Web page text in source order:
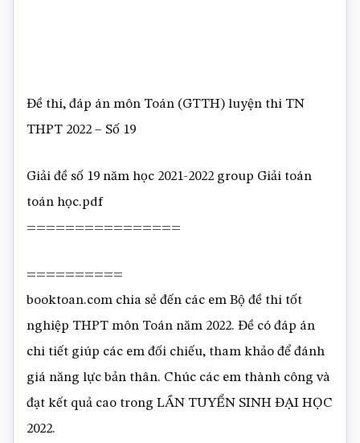
Đề thi, đáp án môn Toán (GTTH) luyện thi TN
THPT 2022 – Số 19
Giải đề số 19 năm học 2021-2022 group Giải toán
toán học.pdf
================
==========
booktoan.com chia sẻ đến các em Bộ đề thi tốt
nghiệp THPT môn Toán năm 2022. Đề có đáp án
chi tiết giúp các em đối chiếu, tham khảo để đánh
giá năng lực bản thân. Chúc các em thành công và
đạt kết quả cao trong LẦN TUYỂN SINH ĐẠI HỌC
2022.